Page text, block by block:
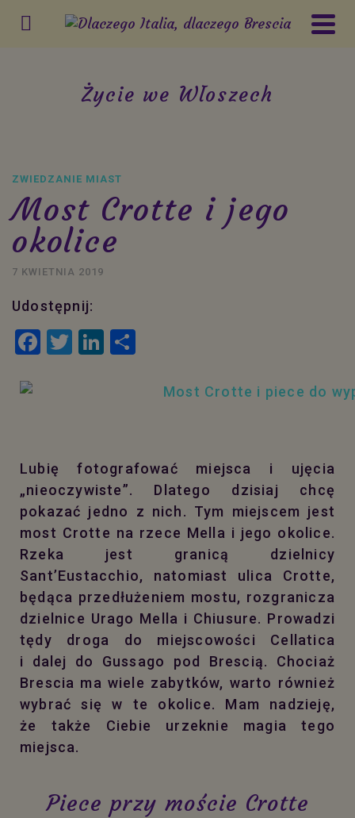
Życie we Włoszech
ZWIEDZANIE MIAST
Most Crotte i jego
okolice
7 KWIETNIA 2019
Udostępnij:
Facebook
TwitterLinkedIn
Lubię fotografować miejsca i ujęcia
„nieoczywiste”. Dlatego dzisiaj chcę
pokazać jedno z nich. Tym miejscem jest
most Crotte na rzece Mella i jego okolice.
Rzeka jest granicą dzielnicy
Sant’Eustacchio, natomiast ulica Crotte,
będąca przedłużeniem mostu, rozgranicza
dzielnice Urago Mella i Chiusure. Prowadzi
tędy droga do miejscowości Cellatica
i dalej do Gussago pod Brescią. Chociaż
Brescia ma wiele zabytków, warto również
wybrać się w te okolice. Mam nadzieję,
że także Ciebie urzeknie magia tego
miejsca.
Piece przy moście Crotte